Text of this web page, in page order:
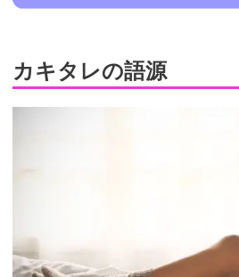
カキタレの語源